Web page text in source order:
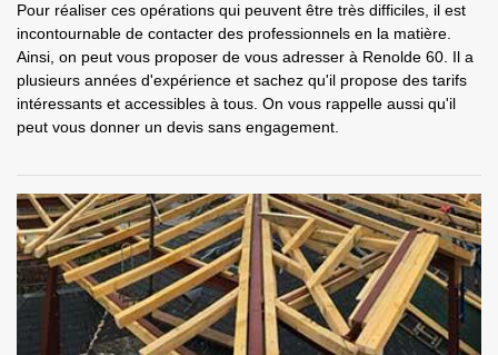
Pour réaliser ces opérations qui peuvent être très difficiles, il est
incontournable de contacter des professionnels en la matière.
Ainsi, on peut vous proposer de vous adresser à Renolde 60. Il a
plusieurs années d'expérience et sachez qu'il propose des tarifs
intéressants et accessibles à tous. On vous rappelle aussi qu'il
peut vous donner un devis sans engagement.